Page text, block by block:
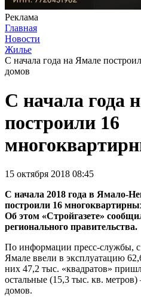
Реклама
Главная
Новости
Жилье
С начала года на Ямале
домов
С начала года
построили 16
15 октября 2018 08:45
С начала 2018 года в Ямало-
построили 16
Об этом «Стройгазете»
регионального правительства.
По информации пресс-службы, с
Ямале ввели в эксплуатацию
них 47,2 тыс. «квадратов»
остальные (15,3 тыс. кв.
домов.